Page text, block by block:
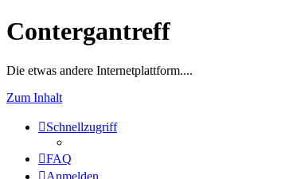
Contergantreff
Die etwas andere Internetplattform....
Zum Inhalt
Schnellzugriff
FAQ
Anmelden